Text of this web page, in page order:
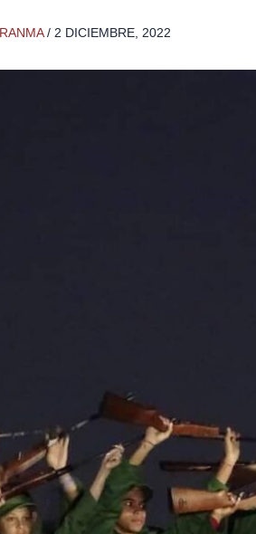
/ 2 DICIEMBRE, 2022